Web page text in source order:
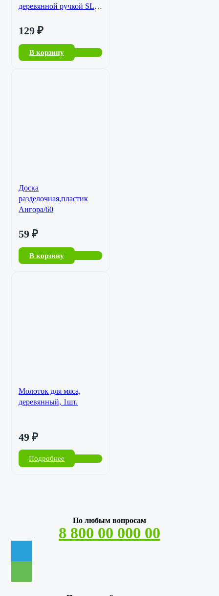
деревянной ручкой SL-
129 ₽
В корзину
Доска
разделочная,пластик
Ангора/60
59 ₽
В корзину
Молоток для мяса,
деревянный, 1шт.
49 ₽
Подробнее
По любым вопросам
8 800 00 000 00